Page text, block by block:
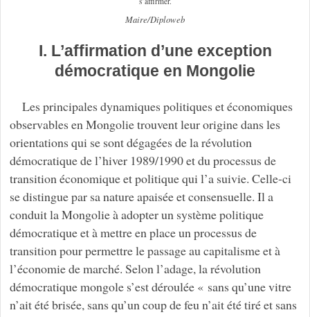
Maire/Diploweb
I. L’affirmation d’une exception
démocratique en Mongolie
Les principales dynamiques politiques et économiques
observables en Mongolie trouvent leur origine dans les
orientations qui se sont dégagées de la révolution
démocratique de l’hiver 1989/1990 et du processus de
transition économique et politique qui l’a suivie. Celle-ci
se distingue par sa nature apaisée et consensuelle. Il a
conduit la Mongolie à adopter un système politique
démocratique et à mettre en place un processus de
transition pour permettre le passage au capitalisme et à
l’économie de marché. Selon l’adage, la révolution
démocratique mongole s’est déroulée « sans qu’une vitre
n’ait été brisée, sans qu’un coup de feu n’ait été tiré et sans